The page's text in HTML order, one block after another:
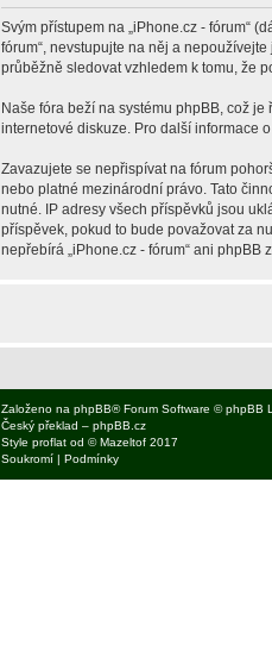
Svým přístupem na „iPhone.cz - fórum“
fórum“, nevstupujte na něj a
průběžně sledovat vzhledem k tomu, že
Naše fóra beží na systému phpBB, což je
internetové diskuze. Pro další informace
Zavazujete se nepřispívat na fórum
nebo platné mezinárodní právo. Tato
nutné. IP adresy všech příspěvků jsou
příspěvek, pokud to bude považovat za
nepřebírá „iPhone.cz - fórum“ ani phpBB
Založeno na phpBB® Forum Software © phpBB
Český překlad – phpBB.cz
Style proflat od ©Mazeltof 2017
Soukromí | Podmínky